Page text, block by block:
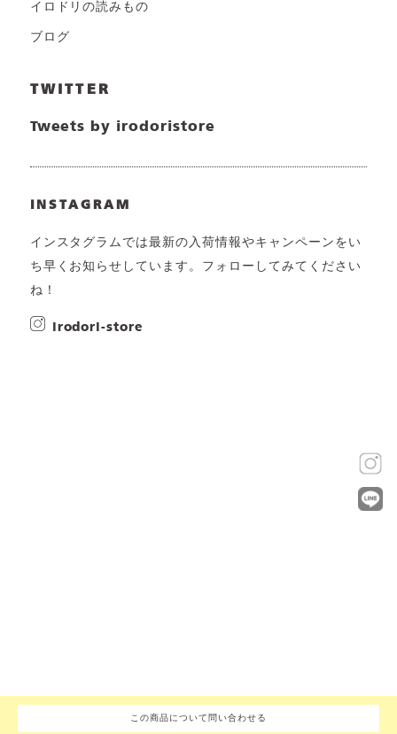
この商品について問い合わせる
イロドリの読みもの
ブログ
TWITTER
Tweets by irodoristore
INSTAGRAM
インスタグラムでは最新の入荷情報やキャンペーンをい
ち早くお知らせしています。フォローしてみてください
ね！
irodori-store